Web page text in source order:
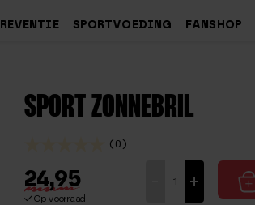
SPORTVOEDING FANSHOP
SPORT ZONNEBRIL
(0)
24,95
Op voorraad
+